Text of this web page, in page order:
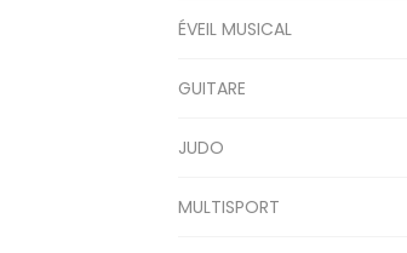
ÉVEIL MUSICAL
GUITARE
JUDO
MULTISPORT